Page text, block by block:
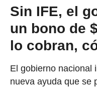
Sin IFE, el
un bono de
lo cobran,
El gobierno nacional
nueva ayuda que se